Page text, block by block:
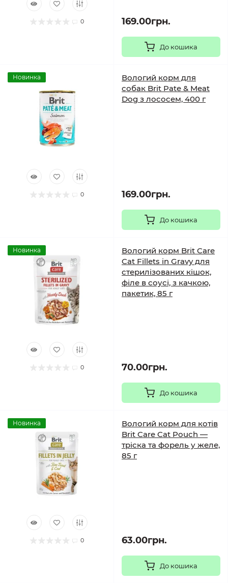
0 169.00грн.
До кошика
Новинка
0
Вологий корм для
собак Brit Pate & Meat
Dog з лососем, 400 г
169.00грн.
До кошика
Новинка
0
Вологий корм Brit Care
Cat Fillets in Gravy для
стерилізованих кішок,
філе в соусі, з качкою,
пакетик, 85 г
70.00грн.
До кошика
Новинка
0
Вологий корм для котів
Brit Care Cat Pouch —
тріска та форель у желе,
85 г
63.00грн.
До кошика